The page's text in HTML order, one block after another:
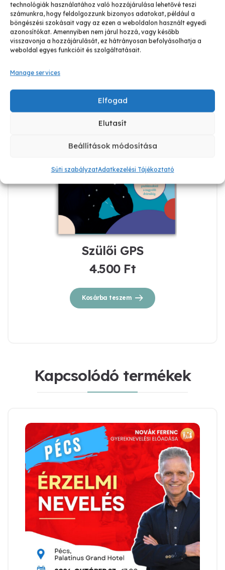
technológiák használatához való hozzájárulása lehetővé teszi
számunkra, hogy feldolgozzunk bizonyos adatokat, például a
böngészési szokásait vagy az ezen a weboldalon használt egyedi
azonosítókat. Amennyiben nem járul hozzá, vagy később
visszavonja a hozzájárulását, ez hátrányosan befolyásolhatja a
weboldal egyes funkcióit és szolgáltatásait.
Manage services
Elfogad
Elutasít
Beállítások módosítása
Süti szabályzatAdatkezelési Tájékoztató
Szülői GPS
4.500 Ft
Kosárba teszem
Kapcsolódó termékek